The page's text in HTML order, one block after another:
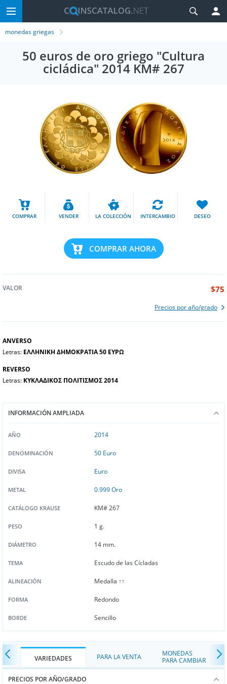
monedas griegas
50 euros de oro griego "Cultura
cicládica" 2014 KM# 267
COMPRAR VENDER LA COLECCIÓN INTERCAMBIO DESEO
COMPRAR AHORA
VALOR $75
Precios por año/grado
ANVERSO
Letras: ΕΛΛΗΝΙΚΗ ΔΗΜΟΚΡΑΤΙΑ 50 ΕΥΡΩ
REVERSO
Letras: ΚΥΚΛΑΔΙΚΟΣ ΠΟΛΙΤΙΣΜΟΣ 2014
INFORMACIÓN AMPLIADA
AÑO 2014
DENOMINACIÓN 50 Euro
DIVISA Euro
METAL 0.999 Oro
CATÁLOGO KRAUSE KM# 267
PESO 1 g.
DIÁMETRO 14 mm.
TEMA Escudo de las Cícladas
ALINEACIÓN Medalla ↑↑
FORMA Redondo
BORDE Sencillo
VARIEDADES PARA LA VENTA
MONEDAS
PARA CAMBIAR
PRECIOS POR AÑO/GRADO